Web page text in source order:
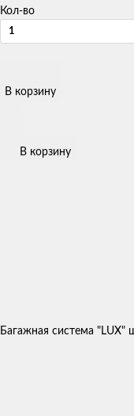
Кол-во
В корзину
В корзину
Багажная система "LUX"